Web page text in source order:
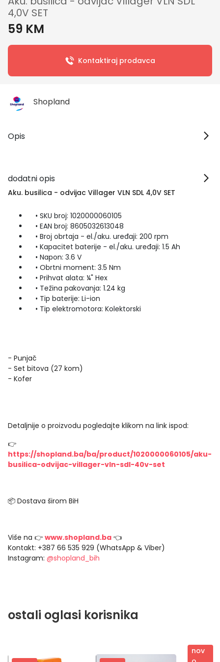
4,0V SET
59 KM
Kontaktiraj prodavca
Shopland
Opis
dodatni opis
Aku. busilica - odvijac Villager VLN SDL 4,0V SET
• SKU broj: 1020000060105
• EAN broj: 8605032613048
• Broj obrtaja - el./aku. uređaji: 200 rpm
• Kapacitet baterije - el./aku. uređaji: 1.5 Ah
• Napon: 3.6 V
• Obrtni moment: 3.5 Nm
• Prihvat alata: ¼" Hex
• Težina pakovanja: 1.24 kg
• Tip baterije: Li-ion
• Tip elektromotora: Kolektorski
- Punjač
- Set bitova (27 kom)
- Kofer
Detaljnije o proizvodu pogledajte klikom na link ispod:
👉
https://shopland.ba/ba/product/1020000060105/aku-
busilica-odvijac-villager-vln-sdl-40v-set
📦 Dostava širom BiH
Više na 👉 www.shopland.ba 👈
Kontakt: +387 66 535 929 (WhatsApp & Viber)
Instagram: @shopland_bih
ostali oglasi korisnika
nov